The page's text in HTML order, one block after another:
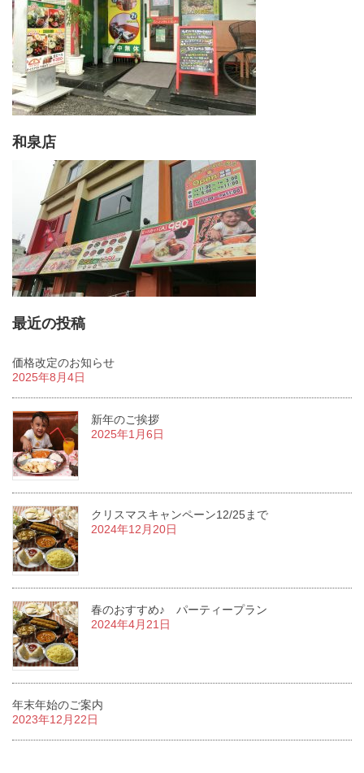
和泉店
最近の投稿
価格改定のお知らせ
2025年8月4日
新年のご挨拶
2025年1月6日
クリスマスキャンペーン12/25まで
2024年12月20日
春のおすすめ♪ パーティープラン
2024年4月21日
年末年始のご案内
2023年12月22日